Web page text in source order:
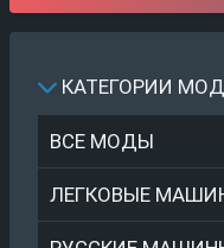
КАТЕГОРИИ
ВСЕ МОДЫ
ЛЕГКОВЫЕ